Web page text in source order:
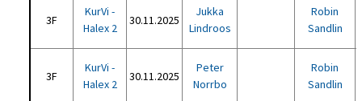
3F
KurVi -
Halex 2
30.11.2025
Jukka
Lindroos
Robin
Sandlin
3F
KurVi -
Halex 2
30.11.2025
Peter
Norrbo
Robin
Sandlin